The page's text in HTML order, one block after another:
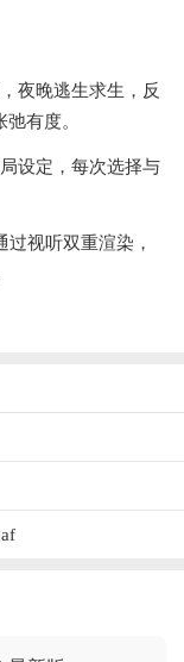
夜晚逃生求生，反
有度。
设定，每次选择与
视听双重渲染，